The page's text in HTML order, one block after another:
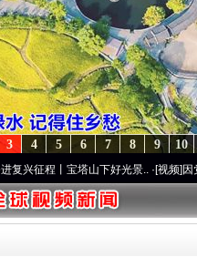
10
9
8
7
6
5
4
3
宝塔山下好光景..·[视频]因党而生 为